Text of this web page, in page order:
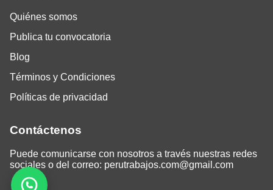
Quiénes somos
Publica tu convocatoria
Blog
Términos y Condiciones
Políticas de privacidad
Contáctenos
Puede comunicarse con nosotros a través nuestras redes
sociales o del correo: perutrabajos.com@gmail.com